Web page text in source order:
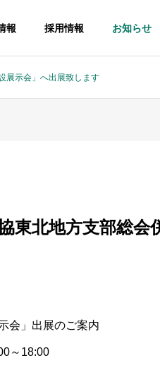
報 採用情報 お知らせ
展示会」へ出展致します
東北地方支部総
総会併設展示会」出
～18:00